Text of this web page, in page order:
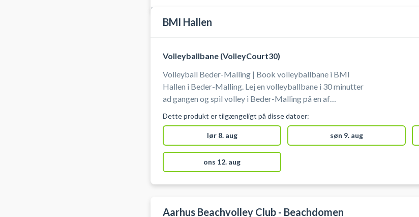
STEDER MED LEDIGE AKTIVITETER
BMI Hallen
Volleyballbane (VolleyCourt30)
Volleyball Beder-Malling | Book volleyballbane i BMI
Hallen i Beder-Malling. Lej en volleyballbane i 30 minutter
ad gangen og spil volley i Beder-Malling på en af
Dette produkt er tilgængeligt på disse datoer:
lør 8. aug søn 9. aug
ons 12. aug
Aarhus Beachvolley Club - Beachdomen